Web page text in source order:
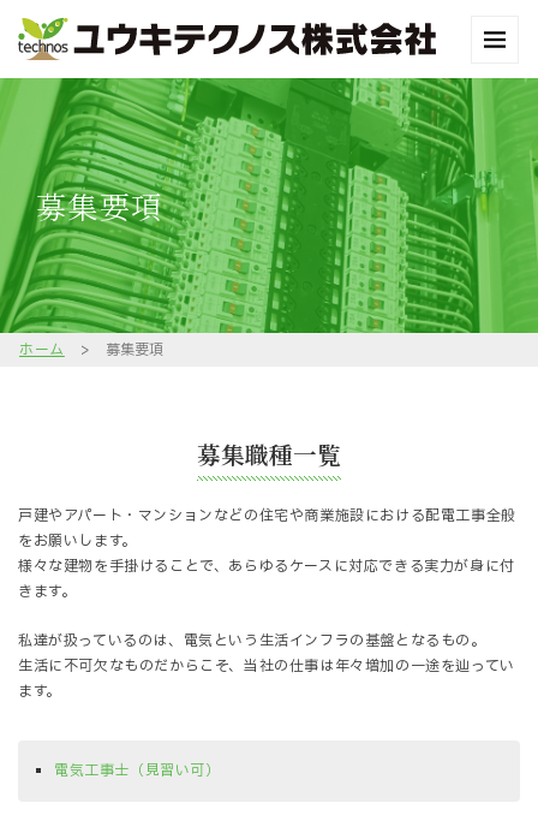
募集要項
ホーム > 募集要項
募集職種一覧
戸建やアパート・マンションなどの住宅や商業施設における配電工事全般
をお願いします。
様々な建物を手掛けることで、あらゆるケースに対応できる実力が身に付
きます。
私達が扱っているのは、電気という生活インフラの基盤となるもの。
生活に不可欠なものだからこそ、当社の仕事は年々増加の一途を辿ってい
ます。
電気工事士（見習い可）